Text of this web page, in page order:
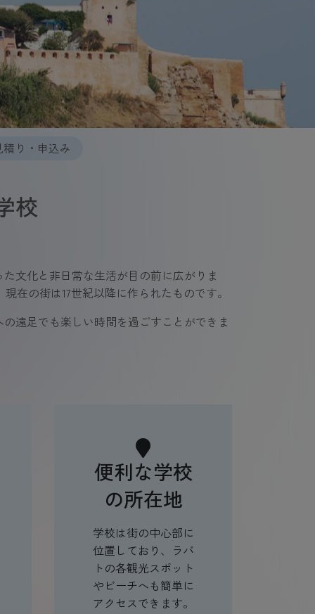
り・申込み
校
文化と非日常な生活が目の前に広がりま
在の街は17世紀以降に作られたものです。
遠足でも楽しい時間を過ごすことができま
便利な学校
の所在地
学校は街の中心部に
位置しており、ラバ
トの各観光スポット
やビーチへも簡単に
アクセスできます。